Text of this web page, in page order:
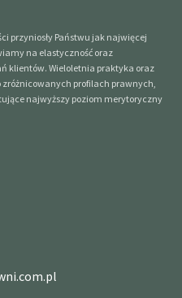
przyniosły Państwu jak najwięcej
na elastyczność oraz
klientów. Wieloletnia praktyka oraz
zróżnicowanych profilach prawnych,
najwyższy poziom merytoryczny